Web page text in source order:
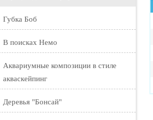
Губка Боб
В поисках Немо
Аквариумные композиции в стиле
акваскейпинг
Деревья "Бонсай"